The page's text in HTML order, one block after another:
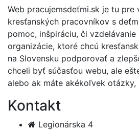
Web pracujemsdeťmi.sk je tu pre
kresťanských pracovníkov s
pomoc, inšpiráciu, či
organizácie, ktoré chcú
na Slovensku podporovať a
chceli byť súčasťou webu, ale
alebo ak máte akékoľvek otázky,
Kontakt
Legionárska 4